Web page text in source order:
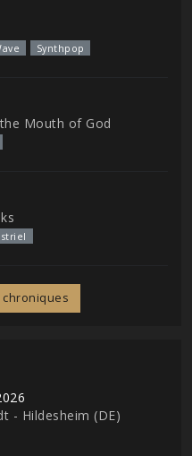
Synthpop
Mouth of God
- Hildesheim (DE)